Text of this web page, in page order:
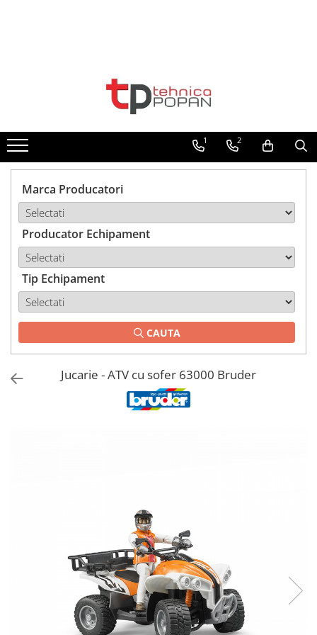
1. Piese & Accesorii Tractoare
1.1. Cabina & Caroserie
1.1.1. Geamuri
1.1.3. Embleme & Abtibilduri
1.1.4. Climatizare si accesorii
1.2. Piese cu Prindere în 3
Puncte si mecanism de ridicare
1.2.1. Prindere in 3 puncte
1.2.2. Mecanism de ridicare -
Tiranti si accesorii
1.3. Scaune & Accesorii
1.4.4. Cilindri si accesorii
1.5. Motoare
1 2
Marca Producatori
Producator Echipament
Tip Echipament
CAUTA
Jucarie - ATV cu sofer 63000 Bruder